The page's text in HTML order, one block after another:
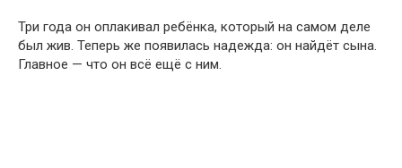
Три года он оплакивал ребёнка, который на самом деле
был жив. Теперь же появилась надежда: он найдёт сына.
Главное — что он всё ещё с ним.